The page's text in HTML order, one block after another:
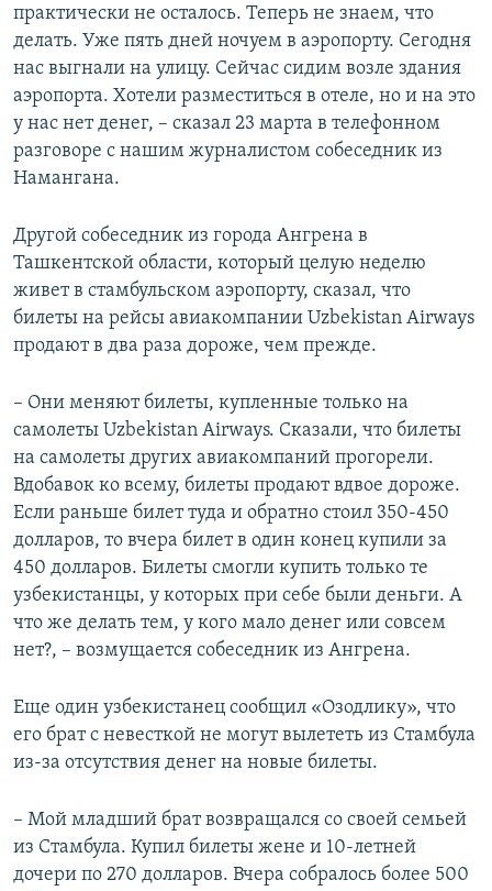
практически не осталось. Теперь не знаем, что
делать. Уже пять дней ночуем в аэропорту. Сегодня
нас выгнали на улицу. Сейчас сидим возле здания
аэропорта. Хотели разместиться в отеле, но и на это
у нас нет денег, – сказал 23 марта в телефонном
разговоре с нашим журналистом собеседник из
Намангана.
Другой собеседник из города Ангрена в
Ташкентской области, который целую неделю
живет в стамбульском аэропорту, сказал, что
билеты на рейсы авиакомпании Uzbekistan Airways
продают в два раза дороже, чем прежде.
– Они меняют билеты, купленные только на
самолеты Uzbekistan Airways. Сказали, что билеты
на самолеты других авиакомпаний прогорели.
Вдобавок ко всему, билеты продают вдвое дороже.
Если раньше билет туда и обратно стоил 350-450
долларов, то вчера билет в один конец купили за
450 долларов. Билеты смогли купить только те
узбекистанцы, у которых при себе были деньги. А
что же делать тем, у кого мало денег или совсем
нет?, – возмущается собеседник из Ангрена.
Еще один узбекистанец сообщил «Озодлику», что
его брат с невесткой не могут вылететь из Стамбула
из-за отсутствия денег на новые билеты.
– Мой младший брат возвращался со своей семьей
из Стамбула. Купил билеты жене и 10-летней
дочери по 270 долларов. Вчера собралось более 500